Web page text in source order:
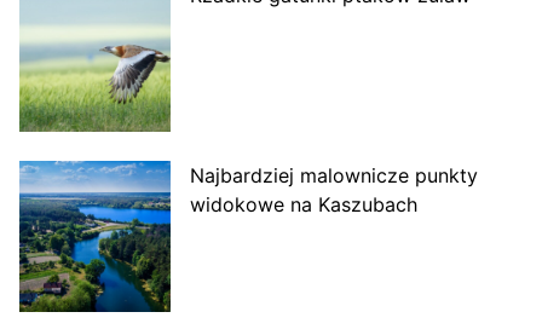
Najbardziej malownicze punkty
widokowe na Kaszubach